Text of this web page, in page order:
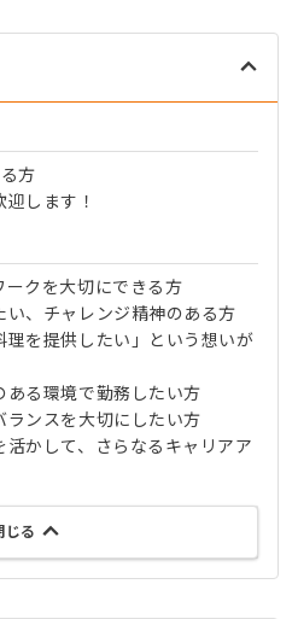
方
します！
クを大切にできる方
、チャレンジ精神のある方
を提供したい」という想いが
る環境で勤務したい方
ンスを大切にしたい方
かして、さらなるキャリアア
じる